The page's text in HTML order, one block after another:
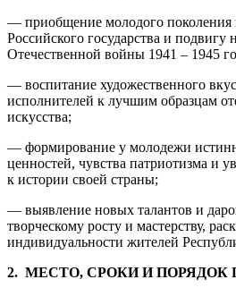
— приобщение молодого поколения
Российского государства и подвигу
Отечественной войны 1941 – 1945
— воспитание художественного
исполнителей к лучшим образцам
искусства;
— формирование у молодежи
ценностей, чувства патриотизма и
к истории своей страны;
— выявление новых талантов и
творческому росту и мастерству,
индивидуальности жителей
2. МЕСТО, СРОКИ И ПОРЯДОК